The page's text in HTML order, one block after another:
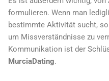
formulieren. Wenn man
bestimmte Aktivität sucht,
um Missverständnisse zu
Kommunikation ist der
MurciaDating.